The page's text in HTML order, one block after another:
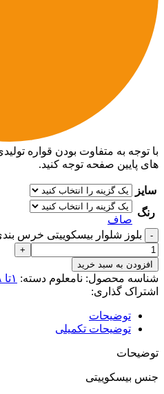
با توجه به متفاوت بودن قواره
های پایین صفحه توجه کنید.
سایز
رنگ
صاف
بلوز شلوار بیسکوییتی خرس
افزودن به سبد خرید
شناسه محصول: نامعلوم دسته: ۱تا ۸ سال
اشتراک گذاری:
توضیحات
توضیحات تکمیلی
توضیحات
جنس بیسکوییتی